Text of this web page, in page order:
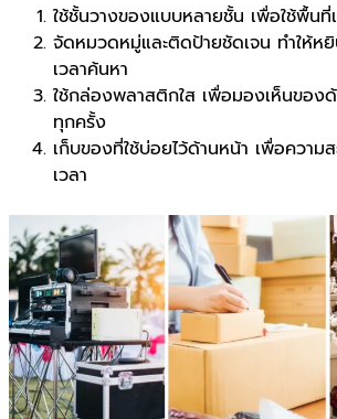
ใช้ชั้นวางของแบบหลายชั้น เพื่อใช้พื้น
จัดหมวดหมู่และติดป้ายชัดเจน ทำให้ห
เวลาค้นหา
ใช้กล่องพลาสติกใส เพื่อมองเห็นของด้
ทุกครั้ง
เก็บของที่ใช้บ่อยไว้ด้านหน้า เพื่อความ
เวลา